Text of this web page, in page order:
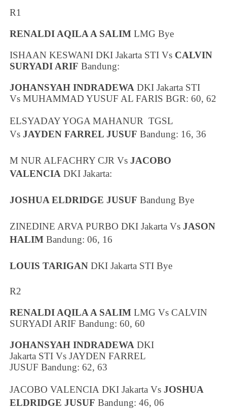
R1
RENALDI AQILA A SALIM LMG Bye
ISHAAN KESWANIDKI Jakarta STI Vs CALVIN
SURYADI ARIF Bandung:
JOHANSYAH INDRADEWA DKI Jakarta STI
Vs MUHAMMAD YUSUF AL FARIS BGR: 60, 62
ELSYADAY YOGA MAHANUR TGSL
VsJAYDEN FARREL JUSUF Bandung: 16, 36
M NUR ALFACHRY CJR VsJACOBO
VALENCIA DKI Jakarta:
JOSHUA ELDRIDGE JUSUF Bandung Bye
ZINEDINE ARVA PURBODKI Jakarta VsJASON
HALIM Bandung: 06, 16
LOUIS TARIGAN DKI Jakarta STI Bye
R2
RENALDI AQILA A SALIM LMGVsCALVIN
SURYADI ARIF Bandung: 60, 60
JOHANSYAH INDRADEWA DKI
Jakarta STIVsJAYDEN FARREL
JUSUF Bandung: 62, 63
JACOBO VALENCIA DKI Jakarta VsJOSHUA
ELDRIDGE JUSUF Bandung: 46, 06